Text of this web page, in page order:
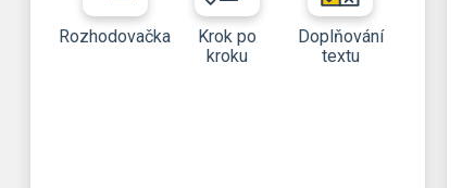
Rozhodovačka
Krok po
kroku
Doplňování
textu